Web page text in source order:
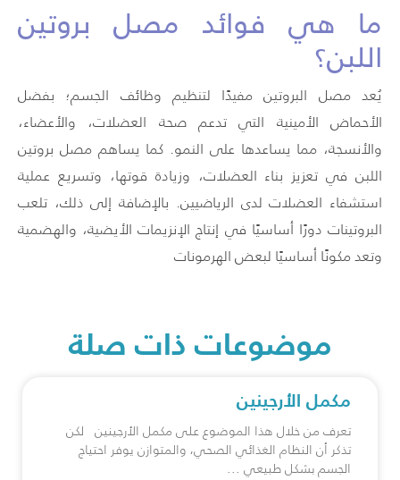
ما هي فوائد مصل بروتين
اللبن؟
يُعد مصل البروتين مفيدًا لتنظيم وظائف الجسم؛ بفضل
الأحماض الأمينية التي تدعم صحة العضلات، والأعضاء،
والأنسجة، مما يساعدها على النمو. كما يساهم مصل بروتين
اللبن في تعزيز بناء العضلات، وزيادة قوتها، وتسريع عملية
استشفاء العضلات لدى الرياضيين. بالإضافة إلى ذلك، تلعب
البروتينات دورًا أساسيًا في إنتاج الإنزيمات الأيضية، والهضمية
وتعد مكونًا أساسيًا لبعض الهرمونات
موضوعات ذات صلة
مكمل الأرجينين
تعرف من خلال هذا الموضوع على مكمل الأرجينين لكن
تذكر أن النظام الغذائي الصحي، والمتوازن يوفر احتياج
الجسم بشكل طبيعي